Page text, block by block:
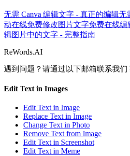
无需 Canva 编辑文字 - 真正的编辑无
动在线免费修改图片文字免费在线编
辑图片中的文字 - 完整指南
ReWords.AI
遇到问题？请通过以下邮箱联系我们
Edit Text in Images
Edit Text in Image
Replace Text in Image
Change Text in Photo
Remove Text from Image
Edit Text in Screenshot
Edit Text in Meme